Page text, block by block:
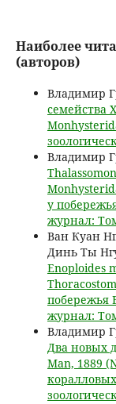
Наиболее
(авторов)
Владимир
семейства
Владимир
у
журнал:
Ван Куан
Динь Ты
Enoploides
побережья
журнал:
Владимир
Два новых
Man, 1889